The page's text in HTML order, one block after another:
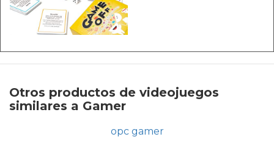
Otros productos de videojuegos
similares a Gamer
opc gamer